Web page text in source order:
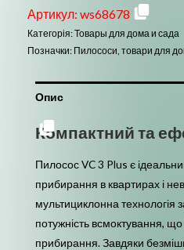
3
Plus
кількість
Артикул: ws68678
Категорія:Товары для дома и сада
Позначки: Пилососи товари для
Опис
Компактний та
Пилосос VC 3 Plus є
прибирання в квартирах і
мультициклонна технологія
потужність всмоктування,
прибирання. Завдяки